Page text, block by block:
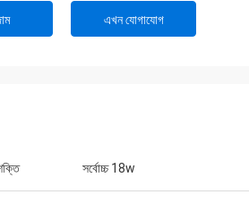
এখন যোগাযোগ
সর্বোচ্চ 18w